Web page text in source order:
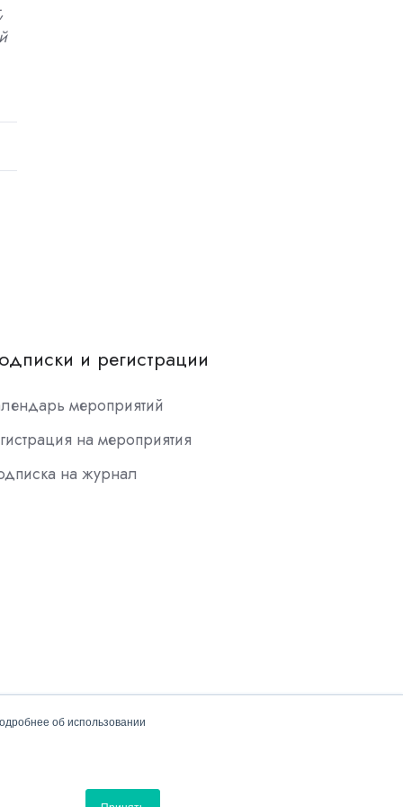
об использовании
и регистрации
мероприятий
на мероприятия
на журнал